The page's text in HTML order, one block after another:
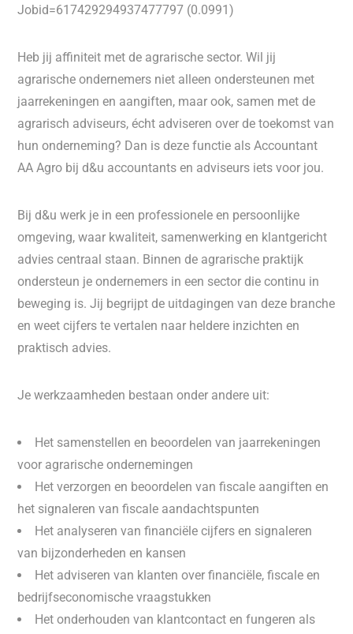
Jobid=617429294937477797 (0.0991)
Heb jij affiniteit met de agrarische sector. Wil jij
agrarische ondernemers niet alleen ondersteunen met
jaarrekeningen en aangiften, maar ook, samen met de
agrarisch adviseurs, écht adviseren over de toekomst van
hun onderneming? Dan is deze functie als Accountant
AA Agro bij d&u accountants en adviseurs iets voor jou.
Bij d&u werk je in een professionele en persoonlijke
omgeving, waar kwaliteit, samenwerking en klantgericht
advies centraal staan. Binnen de agrarische praktijk
ondersteun je ondernemers in een sector die continu in
beweging is. Jij begrijpt de uitdagingen van deze branche
en weet cijfers te vertalen naar heldere inzichten en
praktisch advies.
Je werkzaamheden bestaan onder andere uit:
Het samenstellen en beoordelen van jaarrekeningen
voor agrarische ondernemingen
Het verzorgen en beoordelen van fiscale aangiften en
het signaleren van fiscale aandachtspunten
Het analyseren van financiële cijfers en signaleren
van bijzonderheden en kansen
Het adviseren van klanten over financiële, fiscale en
bedrijfseconomische vraagstukken
Het onderhouden van klantcontact en fungeren als